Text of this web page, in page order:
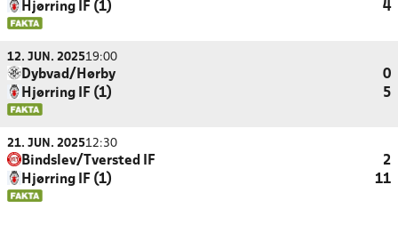
Hjørring IF (1)
4
12. JUN. 202519:00
Dybvad/Hørby
0
Hjørring IF (1)
5
21. JUN. 202512:30
Bindslev/Tversted IF
2
Hjørring IF (1)
11